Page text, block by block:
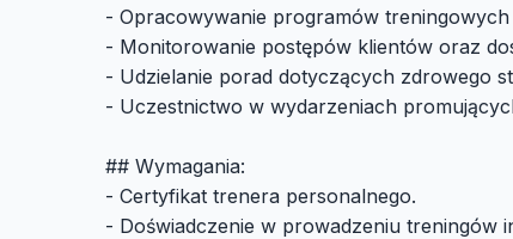
- Opracowywanie programów
- Monitorowanie postępów klientów oraz
- Udzielanie porad dotyczących zdrowego
- Uczestnictwo w wydarzeniach
## Wymagania:
- Certyfikat trenera personalnego.
- Doświadczenie w prowadzeniu treningów